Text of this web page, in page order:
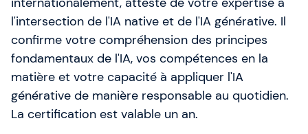
l'intersection de l'IA native et de l'IA générative. Il
confirme votre compréhension des principes
fondamentaux de l'IA, vos compétences en la
matière et votre capacité à appliquer l'IA
générative de manière responsable au quotidien.
La certification est valable un an.